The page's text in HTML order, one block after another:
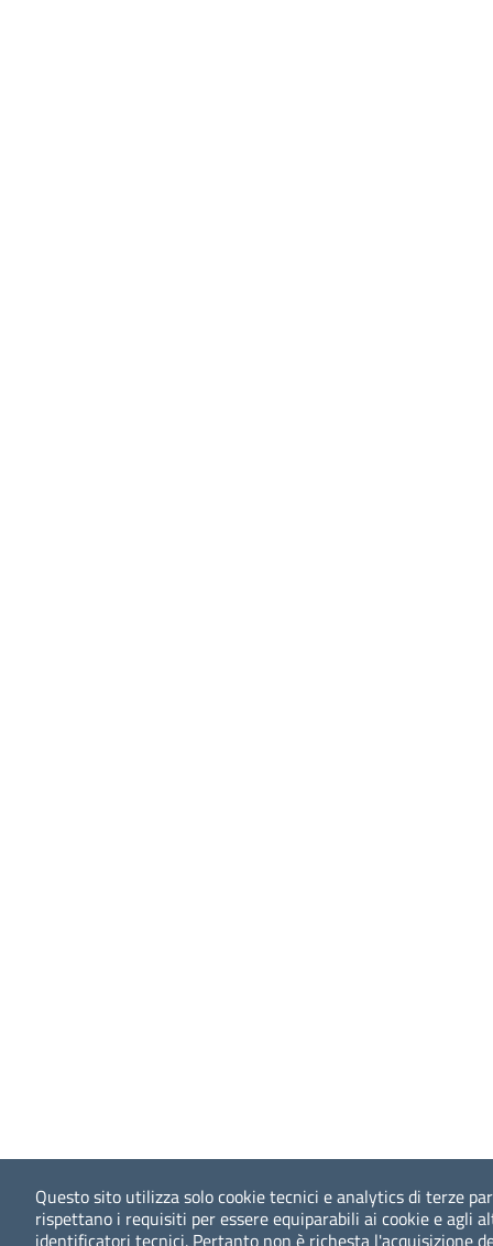
Questo sito utilizza solo cookie tecnici e analytics di terze
rispettano i requisiti per essere equiparabili ai cookie e agli
identificatori tecnici. Pertanto non è richesta l'acquisizione